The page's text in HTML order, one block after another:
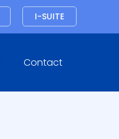
I-SUITE
Contact